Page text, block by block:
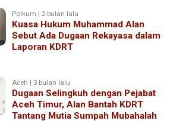
Polkum | 2 bulan lalu
Kuasa Hukum Muhammad Alan
Sebut Ada Dugaan Rekayasa dalam
Laporan KDRT
Aceh | 3 bulan lalu
Dugaan Selingkuh dengan Pejabat
Aceh Timur, Alan Bantah KDRT
Tantang Mutia Sumpah Mubahalah